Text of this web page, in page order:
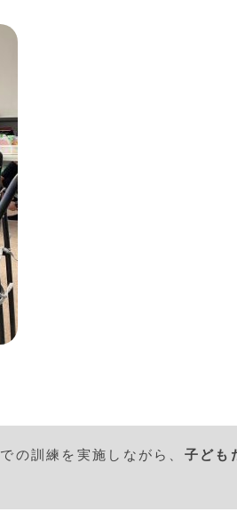
の訓練を実施しながら、 子ども